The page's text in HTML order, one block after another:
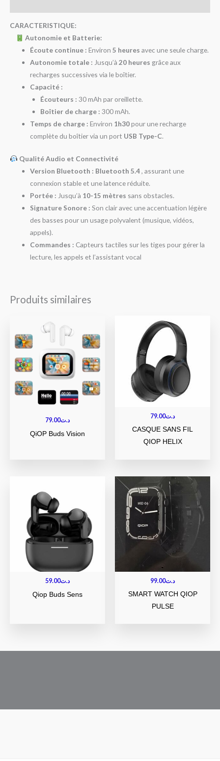
CARACTERISTIQUE:
Autonomie et Batterie:
Écoute continue : Environ5 heures avec une seule charge.
Autonomie totale : Jusqu’à20 heures grâce aux
recharges successives via le boîtier.
Capacité :
Écouteurs : 30 mAh par oreillette.
Boîtier de charge : 300 mAh.
Temps de charge : Environ 1h30pour une recharge
complète du boîtier via un port USB Type-C.
Qualité Audio et Connectivité
Version Bluetooth : Bluetooth 5.4, assurant une
connexion stable et une latence réduite.
Portée : Jusqu’à 10-15 mètres sans obstacles.
Signature Sonore : Son clair avec une accentuation légère
des basses pour un usage polyvalent (musique, vidéos,
appels).
Commandes : Capteurs tactiles sur les tiges pour gérer la
lecture, les appels et l’assistant vocal
Produits similaires
د.ت79.00
QiOP Buds Vision
د.ت79.00
CASQUE SANS FIL
QIOP HELIX
د.ت59.00
Qiop Buds Sens
د.ت99.00
SMART WATCH QIOP
PULSE